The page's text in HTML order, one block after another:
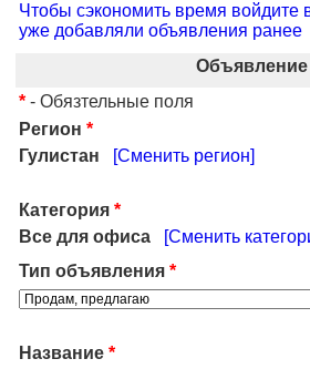
Чтобы сэкономить время войдите
уже добавляли объявления ранее
Объявление
* - Обязтельные поля
Регион *
Гулистан
[Сменить регион]
Категория *
Все для офиса
[Сменить
Тип объявления *
Название *